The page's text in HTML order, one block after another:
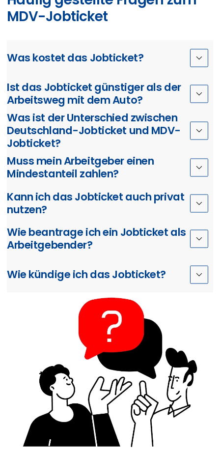
MDV-Jobticket
Was kostet das Jobticket?
Ist das Jobticket günstiger als der
Arbeitsweg mit dem Auto?
Was ist der Unterschied zwischen
Deutschland-Jobticket und MDV-
Jobticket?
Muss mein Arbeitgeber einen
Mindestanteil zahlen?
Kann ich das Jobticket auch privat
nutzen?
Wie beantrage ich ein Jobticket als
Arbeitgebender?
Wie kündige ich das Jobticket?